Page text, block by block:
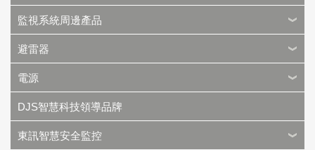
監視系統周邊產品
避雷器
電源
DJS智慧科技領導品牌
東訊智慧安全監控